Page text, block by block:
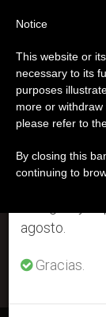
ÚLTIMAS
Aviso
Del 27 de
anual,
se generan
agosto.
Gracias.
Notice
This website or
necessary to its
purposes
more or
please refer to
By closing this
continuing to